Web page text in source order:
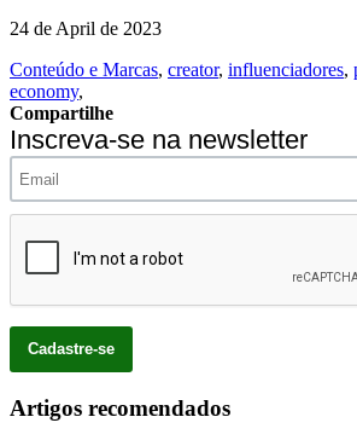
24 de April de 2023
Conteúdo e Marcas, creator, influenciadores,
economy,
Compartilhe
Inscreva-se na newsletter
Artigos recomendados